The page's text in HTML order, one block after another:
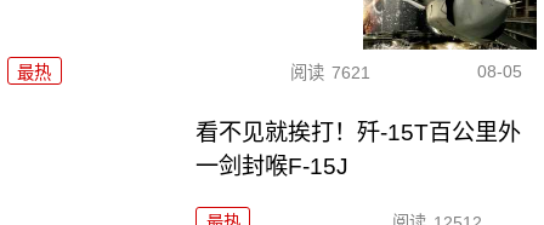
最热 阅读 7621 08-05
看不见就挨打！歼-15T百公里外
一剑封喉F-15J